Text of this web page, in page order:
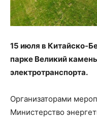
15 июля в Китайско-
парке Великий
электротранспорта.
Организаторами
Министерство